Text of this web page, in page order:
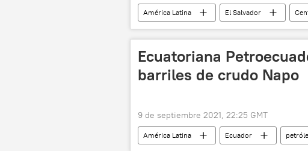
América Latina El Salvador
Ecuatoriana
barriles de crudo Napo
9 de septiembre 2021, 22:25 GMT
América Latina Ecuador